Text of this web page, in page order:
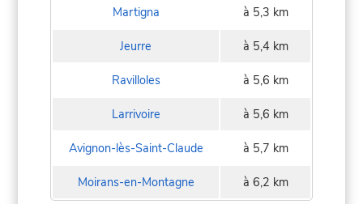
Martigna à 5,3 km
Jeurre à 5,4 km
Ravilloles à 5,6 km
Larrivoire à 5,6 km
Avignon-lès-Saint-Claude à 5,7 km
Moirans-en-Montagne à 6,2 km